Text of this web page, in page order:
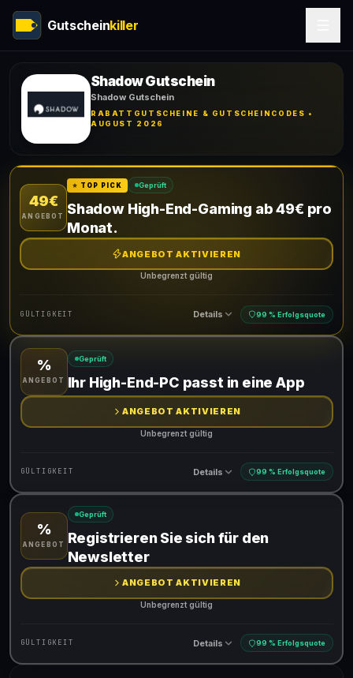
Gutscheinkiller
Shadow Gutschein
Shadow Gutschein
RABATTGUTSCHEINE & GUTSCHEINCODES •
AUGUST 2026
49€
ANGEBOT
⭐ TOP PICK Geprüft
Shadow High-End-Gaming ab 49€ pro
Monat.
ANGEBOT AKTIVIEREN
Unbegrenzt gültig
GÜLTIGKEIT Details 99 % Erfolgsquote
Gültig für teilnehmende Produkte
%
ANGEBOT
Geprüft
Ihr High-End-PC passt in eine App
ANGEBOT AKTIVIEREN
Unbegrenzt gültig
GÜLTIGKEIT Details 99 % Erfolgsquote
Gültig für teilnehmende Produkte
%
ANGEBOT
Geprüft
Registrieren Sie sich für den
Newsletter
ANGEBOT AKTIVIEREN
Unbegrenzt gültig
GÜLTIGKEIT Details 99 % Erfolgsquote